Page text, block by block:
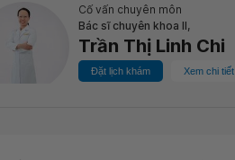
Cố vấn chuyên môn
Bác sĩ chuyên khoa II,
Trần Thị Linh Chi
Đặt lịch khám Xem chi tiết